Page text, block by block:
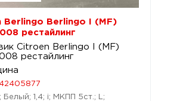
Berlingo Berlingo I (MF)
рестайлинг
Citroen Berlingo I (MF)
рестайлинг
Белый; 1,4; i; МКПП 5ст.; L;